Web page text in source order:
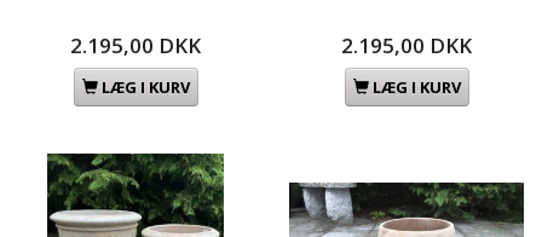
2.195,00 DKK
LÆG I KURV
2.195,00 DKK
LÆG I KURV